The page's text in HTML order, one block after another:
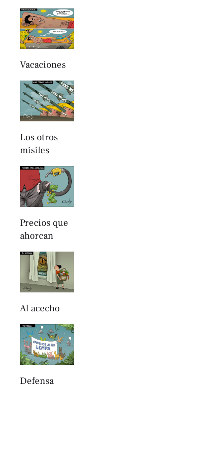
Vacaciones
Los otros
misiles
Precios que
ahorcan
Al acecho
Defensa